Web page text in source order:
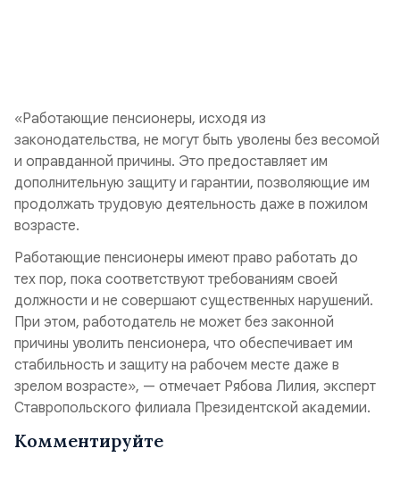
«Работающие пенсионеры, исходя из
законодательства, не могут быть уволены без весомой
и оправданной причины. Это предоставляет им
дополнительную защиту и гарантии, позволяющие им
продолжать трудовую деятельность даже в пожилом
возрасте.
Работающие пенсионеры имеют право работать до
тех пор, пока соответствуют требованиям своей
должности и не совершают существенных нарушений.
При этом, работодатель не может без законной
причины уволить пенсионера, что обеспечивает им
стабильность и защиту на рабочем месте даже в
зрелом возрасте», — отмечает Рябова Лилия, эксперт
Ставропольского филиала Президентской академии.
Комментируйте